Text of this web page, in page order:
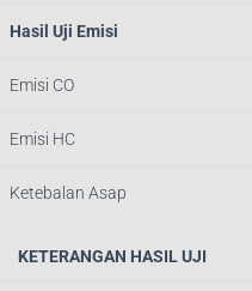
Hasil Uji Emisi
Emisi CO
Emisi HC
Ketebalan Asap
KETERANGAN HASIL UJI